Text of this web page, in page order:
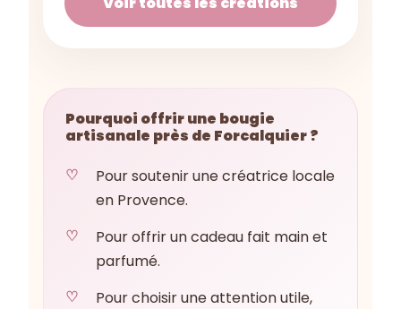
Pourquoi offrir une bougie
artisanale près de Forcalquier ?
Pour soutenir une créatrice locale
en Provence.
Pour offrir un cadeau fait main et
parfumé.
Pour choisir une attention utile,